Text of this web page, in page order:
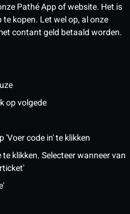
Pathé App of website. Het is
kopen. Let wel op, al onze
contant geld betaald worden.
op volgede
'Voer code in' te klikken
klikken. Selecteer wanneer van